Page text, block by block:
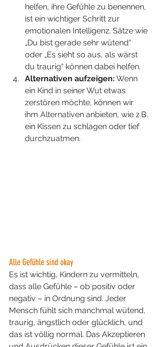
helfen, ihre Gefühle zu benennen,
ist ein wichtiger Schritt zur
emotionalen Intelligenz. Sätze wie
„Du bist gerade sehr wütend“
oder „Es sieht so aus, als wärst
du traurig“ können dabei helfen.
Alternativen aufzeigen: Wenn
ein Kind in seiner Wut etwas
zerstören möchte, können wir
ihm Alternativen anbieten, wie z.B.
ein Kissen zu schlagen oder tief
durchzuatmen.
Alle Gefühle sind okay
Es ist wichtig, Kindern zu vermitteln,
dass alle Gefühle – ob positiv oder
negativ – in Ordnung sind. Jeder
Mensch fühlt sich manchmal wütend,
traurig, ängstlich oder glücklich, und
das ist völlig normal. Das Akzeptieren